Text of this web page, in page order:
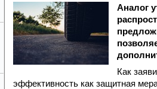
Аналог
Как
эффективность как защитная